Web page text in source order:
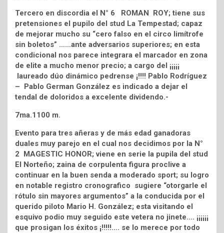
Tercero en discordia el N° 6 ROMAN ROY; tiene sus
pretensiones el pupilo del stud La Tempestad; capaz
de mejorar mucho su “cero falso en el circo limítrofe
sin boletos” ……ante adversarios superiores; en esta
condicional nos parece integrara el marcador en zona
de elite a mucho menor precio; a cargo del ¡¡¡¡¡
laureado dúo dinámico pedrense ¡!!!! Pablo Rodríguez
– Pablo German González es indicado a dejar el
tendal de doloridos a excelente dividendo.-
7ma.1100 m.
Evento para tres añeras y de más edad ganadoras
duales muy parejo en el cual nos decidimos por la N°
2 MAGESTIC HONOR; viene en serie la pupila del stud
El Norteño; zaina de corpulenta figura proclive a
continuar en la buen senda a moderado sport; su logro
en notable registro cronografico sugiere “otorgarle el
rótulo sin mayores argumentos” a la conducida por el
querido piloto Mario H. González; esta visitando el
esquivo podio muy seguido este vetera no jinete…. ¡¡¡¡¡¡
que prosigan los éxitos ¡!!!!!…. se lo merece por todo